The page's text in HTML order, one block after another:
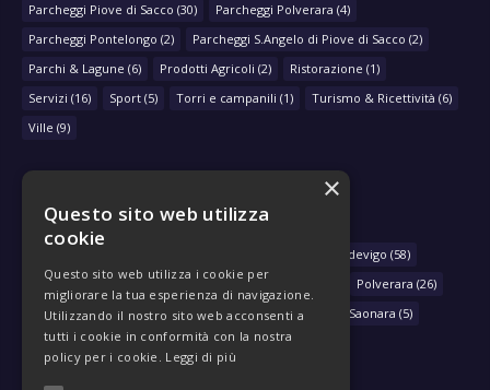
Parcheggi Piove di Sacco (30) Parcheggi Polverara (4)
Parcheggi Pontelongo (2) Parcheggi S.Angelo di Piove di Sacco (2)
Parchi & Lagune (6) Prodotti Agricoli (2) Ristorazione (1)
Servizi (16) Sport (5) Torri e campanili (1) Turismo & Ricettività (6)
Ville (9)
NAVIGA PER COMUNE
Codevigo (58)
Correzzola (29) Legnaro(33) Piove di Sacco Polverara (26)
Pontelongo (79) Sant'Angelo di Piove di Sacco Saonara (5)
×
Questo sito web utilizza
cookie
Questo sito web utilizza i cookie per
migliorare la tua esperienza di navigazione.
Utilizzando il nostro sito web acconsenti a
tutti i cookie in conformità con la nostra
policy per i cookie. Leggi di più